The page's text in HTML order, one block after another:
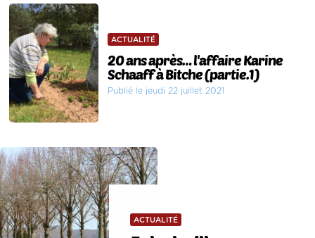
ACTUALITÉ
20 ans après… l'affaire Karine
Schaaff à Bitche (partie.1)
Publié le jeudi 22 juillet 2021
ACTUALITÉ